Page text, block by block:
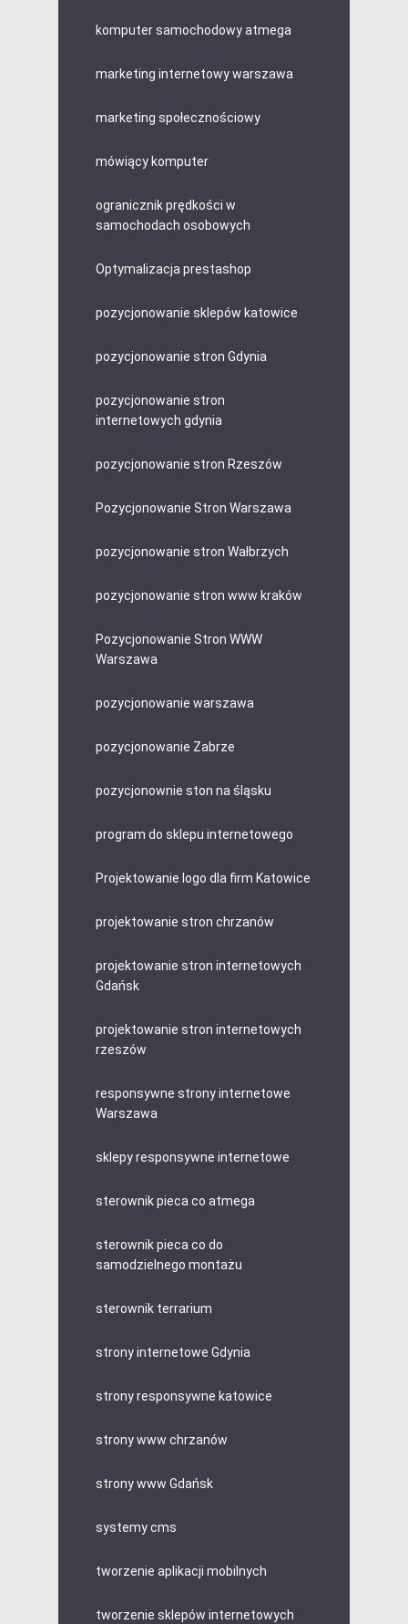
komputer samochodowy atmega
marketing internetowy warszawa
marketing społecznościowy
mówiący komputer
ogranicznik prędkości w
samochodach osobowych
Optymalizacja prestashop
pozycjonowanie sklepów katowice
pozycjonowanie stron Gdynia
pozycjonowanie stron
internetowych gdynia
pozycjonowanie stron Rzeszów
Pozycjonowanie Stron Warszawa
pozycjonowanie stron Wałbrzych
pozycjonowanie stron www kraków
Pozycjonowanie Stron WWW
Warszawa
pozycjonowanie warszawa
pozycjonowanie Zabrze
pozycjonownie ston na śląsku
program do sklepu internetowego
Projektowanie logo dla firm Katowice
projektowanie stron chrzanów
projektowanie stron internetowych
Gdańsk
projektowanie stron internetowych
rzeszów
responsywne strony internetowe
Warszawa
sklepy responsywne internetowe
sterownik pieca co atmega
sterownik pieca co do
samodzielnego montażu
sterownik terrarium
strony internetowe Gdynia
strony responsywne katowice
strony www chrzanów
strony www Gdańsk
systemy cms
tworzenie aplikacji mobilnych
tworzenie sklepów internetowych